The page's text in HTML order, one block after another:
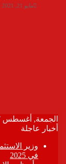
مايو 21, 2021